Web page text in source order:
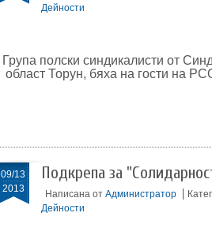
Дейности
Група полски синдикалисти от
област Торун, бяха на гости на
09/13
2013
Подкрепа за
Написана от Администратор
Дейности